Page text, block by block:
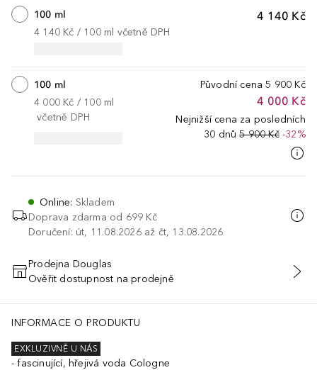
4 140 Kč
100 ml
4 140 Kč / 100 ml včetně DPH
Původní cena 5 900 Kč
4 000 Kč
Nejnižší cena za posledních
30 dnů 5 900 Kč-32%
100 ml
4 000 Kč / 100 ml
včetně DPH
Online: Skladem
Doprava zdarma od 699 Kč
Doručení: út, 11.08.2026 až čt, 13.08.2026
PŘIDAT DO KOŠÍKU
Prodejna Douglas
Ověřit dostupnost na prodejně
INFORMACE O PRODUKTU
EXKLUZIVNĚ U NÁS
fascinující, hřejivá voda Cologne